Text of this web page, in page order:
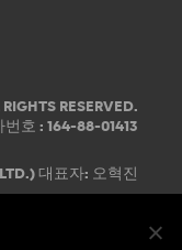
RESERVED.
번호 : 164-88-01413
대표자: 오혁진